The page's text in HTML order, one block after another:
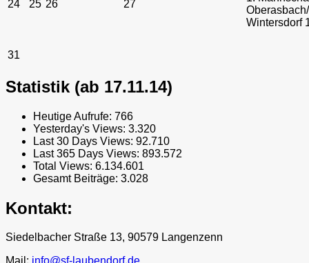
24 25 26 27
Wintersdorf
31
Statistik (ab 17.11.14)
Heutige Aufrufe: 766
Yesterday's Views: 3.320
Last 30 Days Views: 92.710
Last 365 Days Views: 893.572
Total Views: 6.134.601
Gesamt Beiträge: 3.028
Kontakt:
Siedelbacher Straße 13, 90579 Langenzenn